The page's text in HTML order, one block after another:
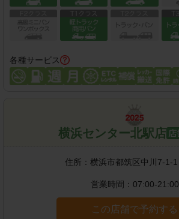
各種サービス
横浜センター北駅店
住所： 横浜市都筑区中川7-1-1
営業時間： 07:00-21:00
この店舗で予約する